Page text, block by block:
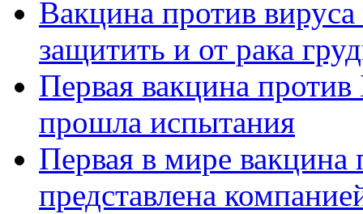
Вакцина против
защитить и от рака
Первая вакцина
прошла испытания
Первая в мире
представлена